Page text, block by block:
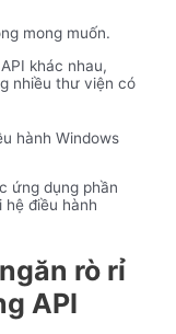
mong muốn.
khác nhau,
nhiều thư viện có
hành Windows
ứng dụng phần
điều hành
rò rỉ
API